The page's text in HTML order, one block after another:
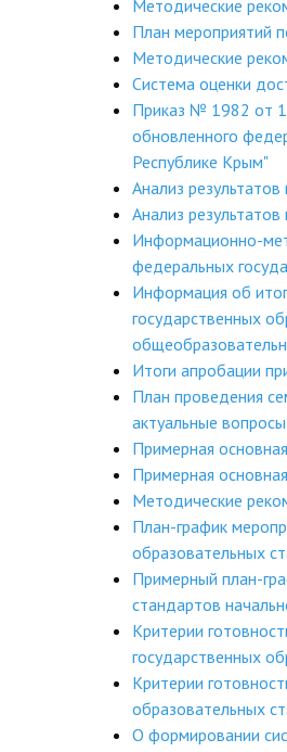
Методические
План мероприятий
Методические
Система оценки
Приказ № 1982 от
обновленного
Республике Крым"
Анализ
Анализ
Информационно-
федеральных
Информация об
государственных
Итоги апробации
План проведения
актуальные
Примерная
Примерная
Методические
План-график
образовательных
Примерный план-
стандартов
Критерии
государственных
Критерии
образовательных
О формировании